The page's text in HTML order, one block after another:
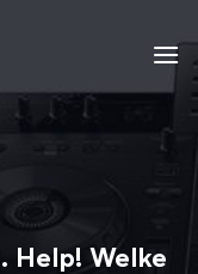
Help! Welke